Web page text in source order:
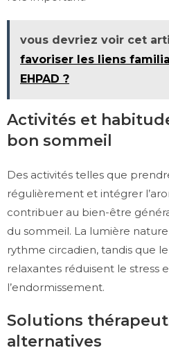
vous devriez voir cet
favoriser les liens
EHPAD ?
Activités et
bon sommeil
Des activités telles que
régulièrement et intégrer
contribuer au bien-être
du sommeil. La lumière
rythme circadien, tandis que
relaxantes réduisent le stress
l’endormissement.
Solutions
alternatives